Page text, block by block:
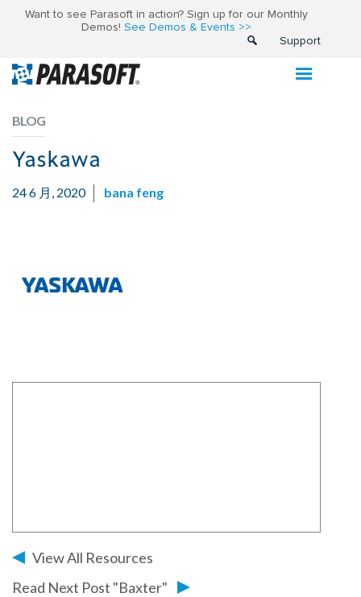
Want to see Parasoft in action? Sign up for our Monthly
Demos! See Demos & Events >>
Support
BLOG
Yaskawa
24 6 月, 2020 bana feng
View All Resources
Read Next Post "Baxter"